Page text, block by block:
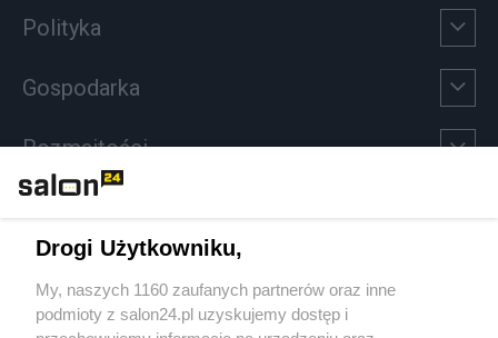
Polityka
Gospodarka
Rozmaitości
Sport
Społeczeństwo
Drogi Użytkowniku,
My, naszych 1160 zaufanych partnerów oraz inne
podmioty z salon24.pl uzyskujemy dostęp i